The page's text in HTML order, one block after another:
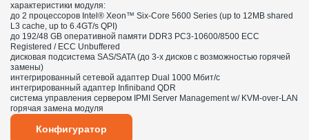
характеристики модуля:
до 2 процессоров Intel® Xeon™ Six-Core 5600 Series (up to 12MB shared
L3 cache, up to 6.4GT/s QPI)
до 192/48 GB оперативной памяти DDR3 PC3-10600/8500 ECC
Registered / ECC Unbuffered
дисковая подсистема SAS/SATA (до 3-х дисков с возможностью горячей
замены)
интегрированный сетевой адаптер Dual 1000 Мбит/с
интегрированный адаптер Infiniband QDR
система управления сервером IPMI Server Management w/ KVM-over-LAN
горячая замена модуля
Конфигуратор